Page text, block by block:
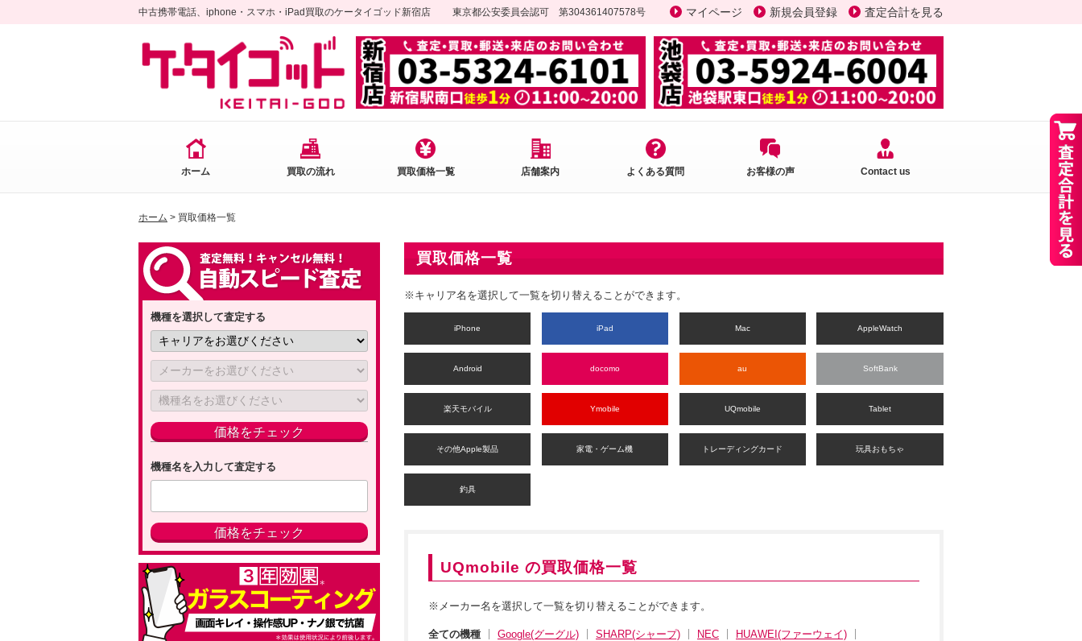
中古携帯電話、iphone・スマホ・iPad買取のケータイゴッド新宿店 東京都公安委員会認可 第304361407578号 マイページ 新規会員登録 査定合計を見る
ホーム 買取の流れ 買取価格一覧 店舗案内 よくある質問 お客様の声 Contact us
ホーム > 買取価格一覧
買取価格一覧
※キャリア名を選択して一覧を切り替えることができます。
iPhone iPad Mac AppleWatch
Android docomo au SoftBank
楽天モバイル Ymobile UQmobile Tablet
その他Apple製品 家電・ゲーム機 トレーディングカード 玩具おもちゃ
釣具
UQmobile の買取価格一覧
※メーカー名を選択して一覧を切り替えることができます。
全ての機種 Google(グーグル) SHARP(シャープ) NEC
HUAWEI(ファーウェイ)
機種を選択して査定する
機種名を入力して査定する